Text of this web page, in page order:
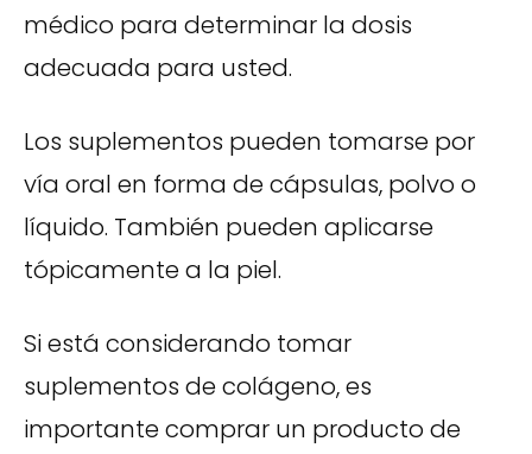
médico para determinar la dosis
adecuada para usted.
Los suplementos pueden tomarse por
vía oral en forma de cápsulas, polvo o
líquido. También pueden aplicarse
tópicamente a la piel.
Si está considerando tomar
suplementos de colágeno, es
importante comprar un producto de